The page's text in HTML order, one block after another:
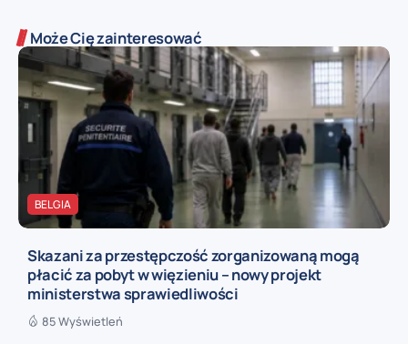
Może Cię zainteresować
BELGIA
Skazani za przestępczość zorganizowaną mogą
płacić za pobyt w więzieniu – nowy projekt
ministerstwa sprawiedliwości
85 Wyświetleń